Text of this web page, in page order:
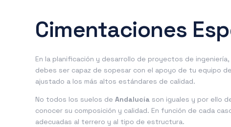
Cimentaciones
En la planificación y desarrollo de proyectos de
debes ser capaz de sopesar con el apoyo de tu equipo
ajustado a los más altos estándares de calidad.
No todos los suelos de Andalucía son iguales y por ello
conocer su composición y calidad. En función de cada
adecuadas al terrero y al tipo de estructura.